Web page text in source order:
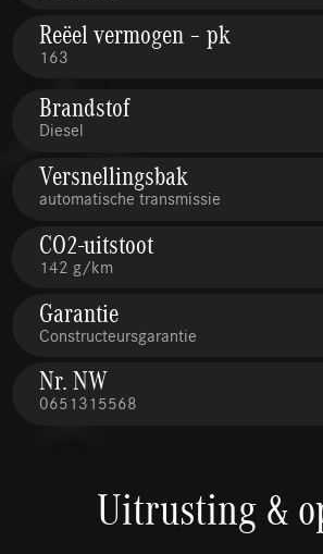
Reëel vermogen – pk
163
Brandstof
Diesel
Versnellingsbak
automatische transmissie
CO2-uitstoot
142 g/km
Garantie
Constructeursgarantie
Nr. NW
0651315568
Uitrusting &